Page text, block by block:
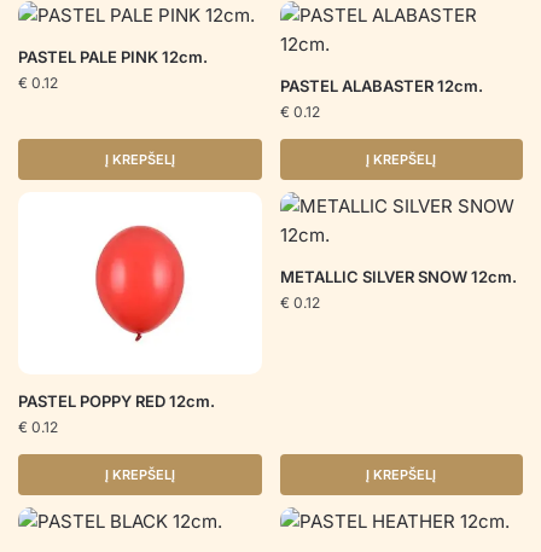
PASTEL PALE PINK 12cm.
€ 0.12
Į KREPŠELĮ
PASTEL ALABASTER 12cm.
€ 0.12
Į KREPŠELĮ
PASTEL POPPY RED 12cm.
€ 0.12
Į KREPŠELĮ
METALLIC SILVER SNOW 12cm.
€ 0.12
Į KREPŠELĮ